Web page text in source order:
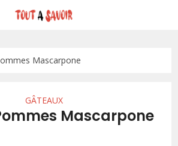
Mascarpone
GÂTEAUX
Mascarpone